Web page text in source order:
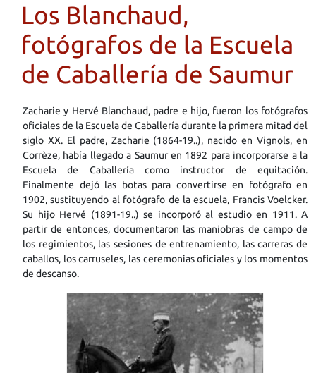
Los Blanchaud,
fotógrafos de la Escuela
de Caballería de Saumur
Zacharie y Hervé Blanchaud, padre e hijo, fueron los fotógrafos
oficiales de la Escuela de Caballería durante la primera mitad del
siglo XX. El padre, Zacharie (1864-19..), nacido en Vignols, en
Corrèze, había llegado a Saumur en 1892 para incorporarse a la
Escuela de Caballería como instructor de equitación.
Finalmente dejó las botas para convertirse en fotógrafo en
1902, sustituyendo al fotógrafo de la escuela, Francis Voelcker.
Su hijo Hervé (1891-19..) se incorporó al estudio en 1911. A
partir de entonces, documentaron las maniobras de campo de
los regimientos, las sesiones de entrenamiento, las carreras de
caballos, los carruseles, las ceremonias oficiales y los momentos
de descanso.